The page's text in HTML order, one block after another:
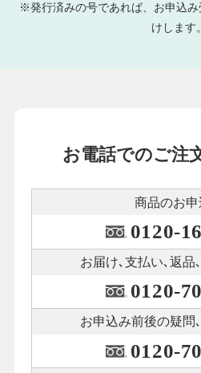
※発行済みの号であれば、お申込
けします。
お電話でのご注
商品のお申
0120-
お届け､支払い､ 返品
0120-
お申込み前後の疑問
0120-